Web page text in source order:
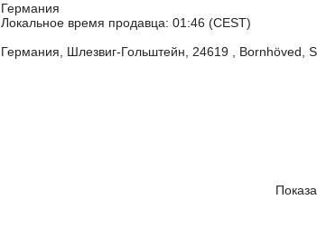
Германия
Локальное время продавца: 01:46 (CEST)
Германия, Шлезвиг-Гольштейн, 24619 , Bornhöved,